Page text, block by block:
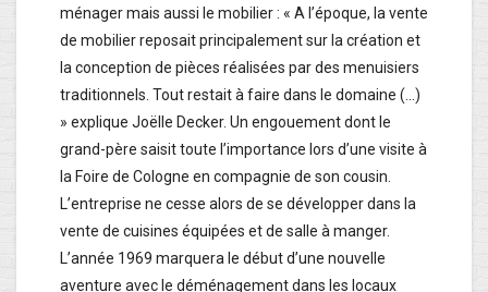
ménager mais aussi le mobilier : « A l’époque, la vente
de mobilier reposait principalement sur la création et
la conception de pièces réalisées par des menuisiers
traditionnels. Tout restait à faire dans le domaine (…)
» explique Joëlle Decker. Un engouement dont le
grand-père saisit toute l’importance lors d’une visite à
la Foire de Cologne en compagnie de son cousin.
L’entreprise ne cesse alors de se développer dans la
vente de cuisines équipées et de salle à manger.
L’année 1969 marquera le début d’une nouvelle
aventure avec le déménagement dans les locaux